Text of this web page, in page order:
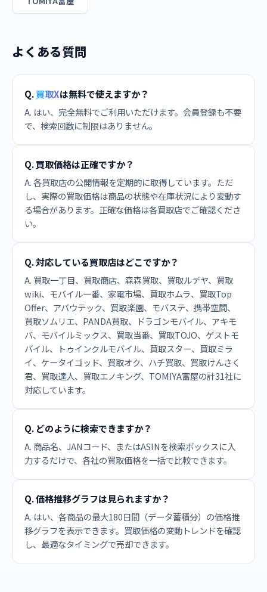
よくある質問
Q.買取Xは無料で使えますか？
A. はい、完全無料でご利用いただけます。会員登録も不要
で、検索回数に制限はありません。
Q. 買取価格は正確ですか？
A. 各買取店の公開情報を定期的に取得しています。ただ
し、実際の買取価格は商品の状態や在庫状況により変動す
る場合があります。正確な価格は各買取店でご確認くださ
い。
Q. 対応している買取店はどこですか？
A. 買取一丁目、買取商店、森森買取、買取ルデヤ、買取
wiki、モバイル一番、家電市場、買取ホムラ、買取Top
Offer、アバウテック、買取楽園、モバステ、携帯空間、
買取ソムリエ、PANDA買取、ドラゴンモバイル、アキモ
バ、モバイルミックス、買取当番、買取TOJO、ゲストモ
バイル、トゥインクルモバイル、買取スター、買取ミラ
イ、ケータイゴッド、買取オク、ハチ買取、買取けんさく
君、買取達人、買取エノキング、TOMIYA富屋の計31社に
対応しています。
Q. どのように検索できますか？
A. 商品名、JANコード、またはASINを検索ボックスに入
力するだけで、各社の買取価格を一括で比較できます。
Q. 価格推移グラフは見られますか？
A. はい、各商品の最大180日間（データ蓄積分）の価格推
移グラフを表示できます。買取価格の変動トレンドを確認
し、最適なタイミングで売却できます。